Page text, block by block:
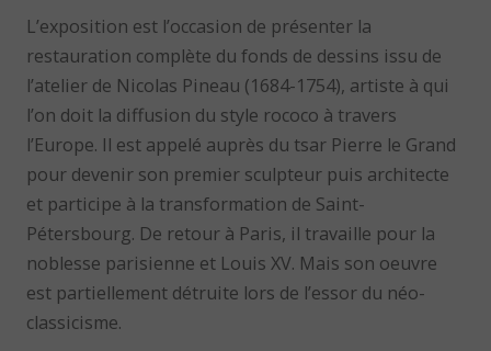
L’exposition est l’occasion de présenter la
restauration complète du fonds de dessins issu de
l’atelier de Nicolas Pineau (1684-1754), artiste à qui
l’on doit la diffusion du style rococo à travers
l’Europe. Il est appelé auprès du tsar Pierre le Grand
pour devenir son premier sculpteur puis architecte
et participe à la transformation de Saint-
Pétersbourg. De retour à Paris, il travaille pour la
noblesse parisienne et Louis XV. Mais son oeuvre
est partiellement détruite lors de l’essor du néo-
classicisme.